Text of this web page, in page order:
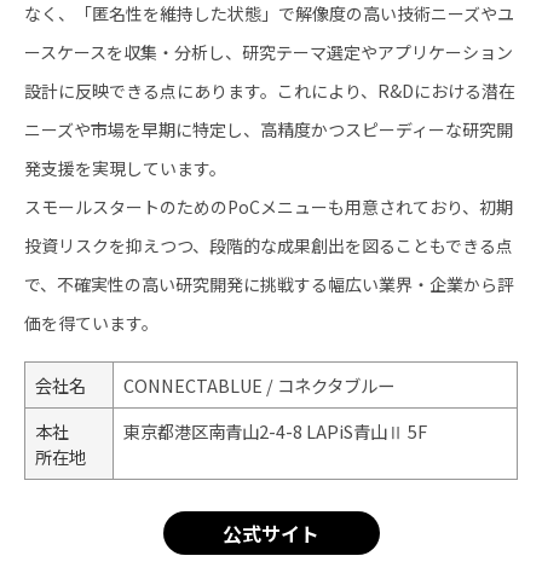
なく、「匿名性を維持した状態」で解像度の高い技術ニーズやユ
ースケースを収集・分析し、研究テーマ選定やアプリケーション
設計に反映できる点にあります。これにより、R&Dにおける潜在
ニーズや市場を早期に特定し、高精度かつスピーディーな研究開
発支援を実現しています。
スモールスタートのためのPoCメニューも用意されており、初期
投資リスクを抑えつつ、段階的な成果創出を図ることもできる点
で、不確実性の高い研究開発に挑戦する幅広い業界・企業から評
価を得ています。
会社名
CONNECTABLUE / コネクタブルー
本社
所在地
東京都港区南青山2-4-8 LAPiS青山Ⅱ 5F
公式サイト